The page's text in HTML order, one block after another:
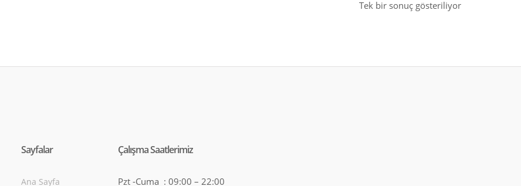
Tek bir sonuç gösteriliyor
Sayfalar
Ana Sayfa
Çalışma Saatlerimiz
Pzt -Cuma : 09:00 – 22:00